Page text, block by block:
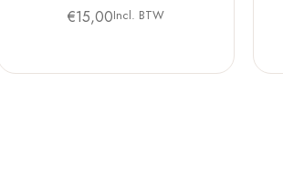
€15,00Incl. BTW